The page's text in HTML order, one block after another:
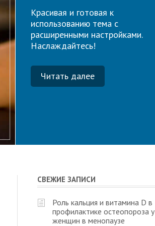
Красивая и готовая к
использованию тема с
расширенными настройками.
Наслаждайтесь!
Читать далее
СВЕЖИЕ ЗАПИСИ
Роль кальция и витамина D в
профилактике остеопороза у
женщин в менопаузе